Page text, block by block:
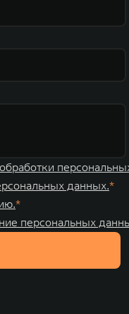
данных.
персональных